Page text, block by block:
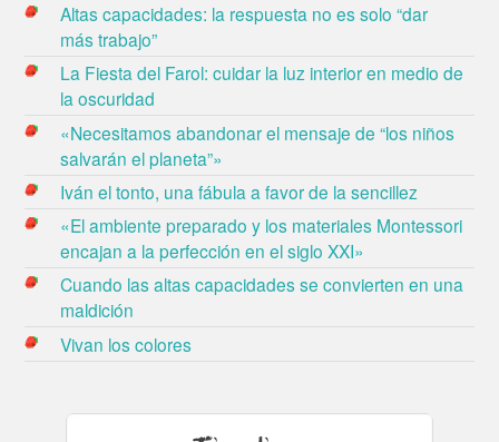
Altas capacidades: la respuesta no es solo “dar
más trabajo”
La Fiesta del Farol: cuidar la luz interior en medio de
la oscuridad
«Necesitamos abandonar el mensaje de “los niños
salvarán el planeta”»
Iván el tonto, una fábula a favor de la sencillez
«El ambiente preparado y los materiales Montessori
encajan a la perfección en el siglo XXI»
Cuando las altas capacidades se convierten en una
maldición
Vivan los colores